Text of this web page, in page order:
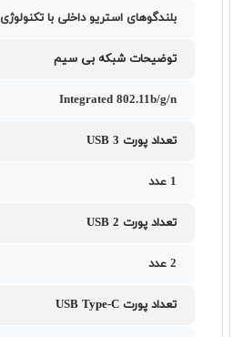
بلندگوهای استریو داخلی با تکنولوژی SonicMaster
توضیحات شبکه بی سیم
Integrated 802.11b/g/n
تعداد پورت USB 3
1 عدد
تعداد پورت USB 2
2 عدد
تعداد پورت USB Type-C